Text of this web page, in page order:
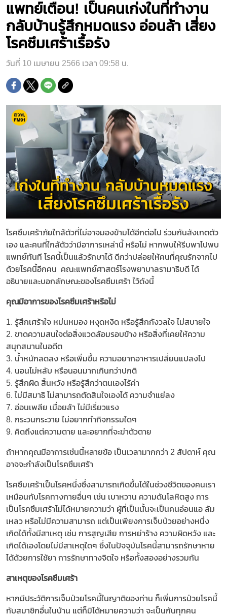
แพทย์เตือน! เป็นคนเก่งในที่ทำงาน
กลับบ้านรู้สึกหมดแรง อ่อนล้า เสี่ยง
โรคซึมเศร้าเรื้อรัง
วันที่ 10 เมษายน 2566 เวลา 09:58 น.
โรคซึมเศร้าภัยใกล้ตัวที่ไม่อาจมองข้ามได้อีกต่อไป ร่วมกันสังเกตตัว
เอง และคนที่ใกล้ตัวว่ามีอาการเหล่านี้ หรือไม่ หากพบให้รีบพาไปพบ
แพทย์ทันที โรคนี้เป็นแล้วรักษาได้ ดีกว่าปล่อยให้คนที่คุณรักจากไป
ด้วยโรคนี้อีกคน คณะแพทย์ศาสตร์โรงพยาบาลรามาธิบดี ได้
อธิบายและบอกลักษณะของโรคซึมเศร้า ไว้ดังนี้
คุณมีอาการของโรคซึมเศร้าหรือไม่
1. รู้สึกเศร้าใจ หม่นหมอง หงุดหงิด หรือรู้สึกกังวลใจ ไม่สบายใจ
2. ขาดความสนใจต่อสิ่งแวดล้อมรอบข้าง หรือสิ่งที่เคยให้ความ
สนุกสนานในอดีต
3. น้ำหนักลดลง หรือเพิ่มขึ้น ความอยากอาหารเปลี่ยนแปลงไป
4. นอนไม่หลับ หรือนอนมากเกินกว่าปกติ
5. รู้สึกผิด สิ้นหวัง หรือรู้สึกว่าตนเองไร้ค่า
6. ไม่มีสมาธิ ไม่สามารถตัดสินใจเองได้ ความจำแย่ลง
7. อ่อนเพลีย เมื่อยล้า ไม่มีเรี่ยวแรง
8. กระวนกระวาย ไม่อยากทำกิจกรรมใดๆ
9. คิดถึงแต่ความตาย และอยากที่จะฆ่าตัวตาย
ถ้าหากคุณมีอาการเช่นนี้หลายข้อ เป็นเวลามากกว่า 2 สัปดาห์ คุณ
อาจจะกำลังเป็นโรคซึมเศร้า
โรคซึมเศร้าเป็นโรคหนึ่งซึ่งสามารถเกิดขึ้นได้ในช่วงชีวิตของคนเรา
เหมือนกับโรคทางกายอื่นๆ เช่น เบาหวาน ความดันโลหิตสูง การ
เป็นโรคซึมเศร้าไม่ได้หมายความว่า ผู้ที่เป็นนั้นจะเป็นคนอ่อนแอ ล้ม
เหลว หรือไม่มีความสามารถ แต่เป็นเพียงการเจ็บป่วยอย่างหนึ่ง
เกิดได้ทั้งมีสาเหตุ เช่น การสูญเสีย การหย่าร้าง ความผิดหวัง และ
เกิดได้เองโดยไม่มีสาเหตุใดๆ ซึ่งในปัจจุบันโรคนี้สามารถรักษาหาย
ได้ด้วยการใช้ยา การรักษาทางจิตใจ หรือทั้งสองอย่างรวมกัน
สาเหตุของโรคซึมเศร้า
หากมีประวัติการเจ็บป่วยโรคนี้ในญาติของท่าน ก็เพิ่มการป่วยโรคนี้
กับสมาชิกอื่นในบ้าน แต่ก็มิได้หมายความว่า จะเป็นกันทุกคน